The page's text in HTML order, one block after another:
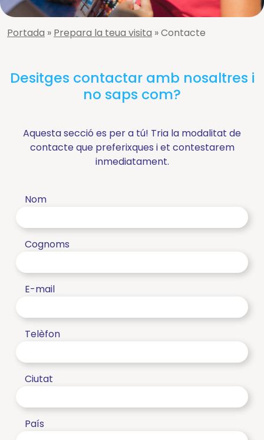
Portada » Prepara la teua visita »Contacte
Desitges contactar amb nosaltres i
no saps com?
Aquesta secció es per a tú! Tria la modalitat de
contacte que preferixques i et contestarem
inmediatament.
Nom
Cognoms
E-mail
Telèfon
Ciutat
País